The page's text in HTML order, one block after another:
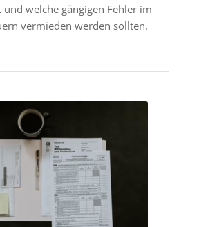
welche gängigen Fehler im
vermieden werden sollten.